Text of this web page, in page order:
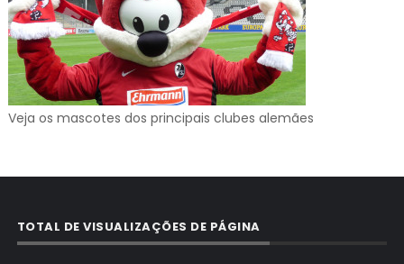
Veja os mascotes dos principais clubes alemães
TOTAL DE VISUALIZAÇÕES DE PÁGINA